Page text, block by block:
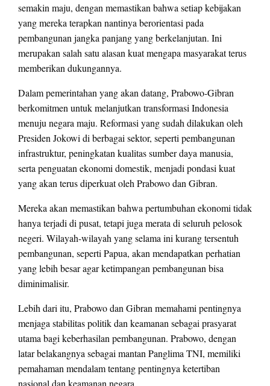
semakin maju, dengan memastikan bahwa setiap kebijakan
yang mereka terapkan nantinya berorientasi pada
pembangunan jangka panjang yang berkelanjutan. Ini
merupakan salah satu alasan kuat mengapa masyarakat terus
memberikan dukungannya.
Dalam pemerintahan yang akan datang, Prabowo-Gibran
berkomitmen untuk melanjutkan transformasi Indonesia
menuju negara maju. Reformasi yang sudah dilakukan oleh
Presiden Jokowi di berbagai sektor, seperti pembangunan
infrastruktur, peningkatan kualitas sumber daya manusia,
serta penguatan ekonomi domestik, menjadi pondasi kuat
yang akan terus diperkuat oleh Prabowo dan Gibran.
Mereka akan memastikan bahwa pertumbuhan ekonomi tidak
hanya terjadi di pusat, tetapi juga merata di seluruh pelosok
negeri. Wilayah-wilayah yang selama ini kurang tersentuh
pembangunan, seperti Papua, akan mendapatkan perhatian
yang lebih besar agar ketimpangan pembangunan bisa
diminimalisir.
Lebih dari itu, Prabowo dan Gibran memahami pentingnya
menjaga stabilitas politik dan keamanan sebagai prasyarat
utama bagi keberhasilan pembangunan. Prabowo, dengan
latar belakangnya sebagai mantan Panglima TNI, memiliki
pemahaman mendalam tentang pentingnya ketertiban
nasional dan keamanan negara.